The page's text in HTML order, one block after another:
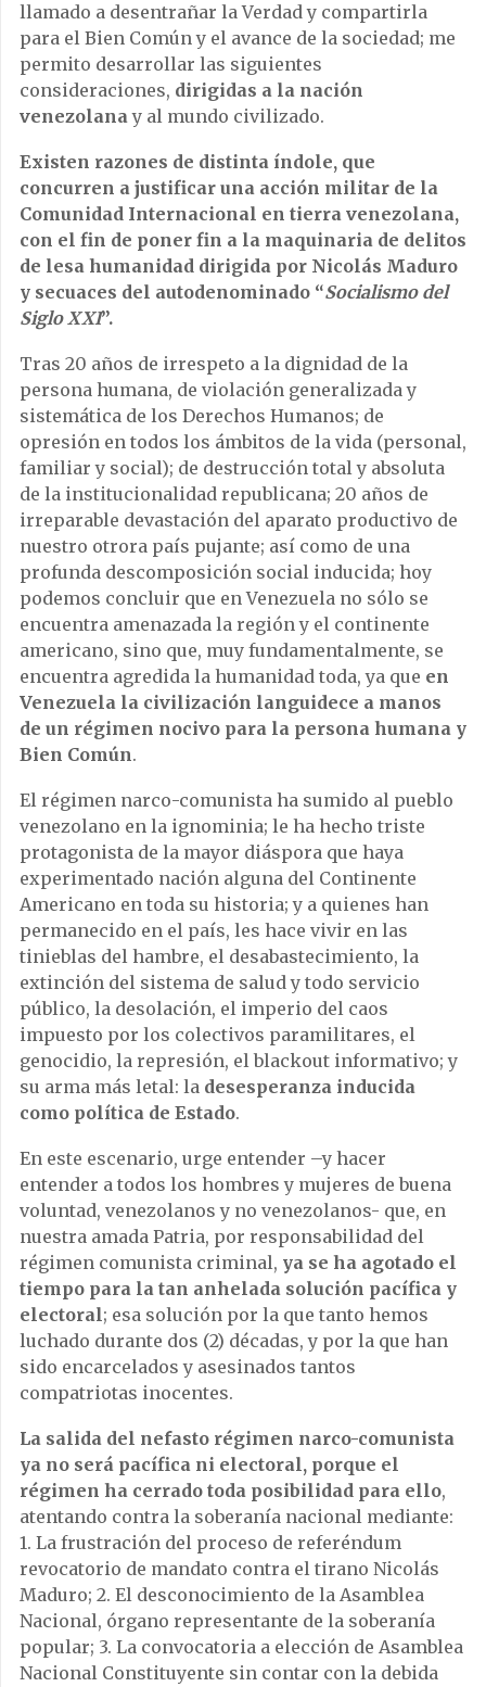
llamado a desentrañar la Verdad y compartirla
para el Bien Común y el avance de la sociedad; me
permito desarrollar las siguientes
consideraciones, dirigidas a la nación
venezolanay al mundo civilizado.
Existen razones de distinta índole, que
concurren a justificar una acción militar de la
Comunidad Internacional en tierra venezolana,
con el fin de poner fin a la maquinaria de delitos
de lesa humanidad dirigida por Nicolás Maduro
y secuaces del autodenominado “Socialismo del
Siglo XXI”.
Tras 20 años de irrespeto a la dignidad de la
persona humana, de violación generalizada y
sistemática de los Derechos Humanos; de
opresión en todos los ámbitos de la vida (personal,
familiar y social); de destrucción total y absoluta
de la institucionalidad republicana; 20 años de
irreparable devastación del aparato productivo de
nuestro otrora país pujante; así como de una
profunda descomposición social inducida; hoy
podemos concluir que en Venezuela no sólo se
encuentra amenazada la región y el continente
americano, sino que, muy fundamentalmente, se
encuentra agredida la humanidad toda, ya que en
Venezuela la civilización languidece a manos
de un régimen nocivo para la persona humana y
Bien Común.
El régimen narco-comunista ha sumido al pueblo
venezolano en la ignominia; le ha hecho triste
protagonista de la mayor diáspora que haya
experimentado nación alguna del Continente
Americano en toda su historia; y a quienes han
permanecido en el país, les hace vivir en las
tinieblas del hambre, el desabastecimiento, la
extinción del sistema de salud y todo servicio
público, la desolación, el imperio del caos
impuesto por los colectivos paramilitares, el
genocidio, la represión, el blackout informativo; y
su arma más letal: la desesperanza inducida
como política de Estado.
En este escenario, urge entender –y hacer
entender a todos los hombres y mujeres de buena
voluntad, venezolanos y no venezolanos- que, en
nuestra amada Patria, por responsabilidad del
régimen comunista criminal, ya se ha agotado el
tiempo para la tan anhelada solución pacífica y
electoral; esa solución por la que tanto hemos
luchado durante dos (2) décadas, y por la que han
sido encarcelados y asesinados tantos
compatriotas inocentes.
La salida del nefasto régimen narco-comunista
ya no será pacífica ni electoral, porque el
régimen ha cerrado toda posibilidad para ello,
atentando contra la soberanía nacional mediante:
1. La frustración del proceso de referéndum
revocatorio de mandato contra el tirano Nicolás
Maduro; 2. El desconocimiento de la Asamblea
Nacional, órgano representante de la soberanía
popular; 3. La convocatoria a elección de Asamblea
Nacional Constituyente sin contar con la debida